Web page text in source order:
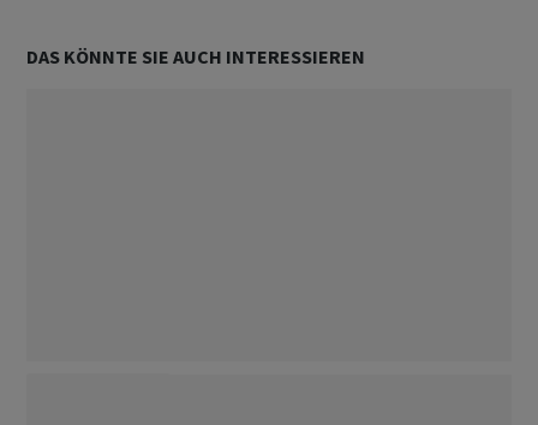
DAS KÖNNTE SIE AUCH INTERESSIEREN